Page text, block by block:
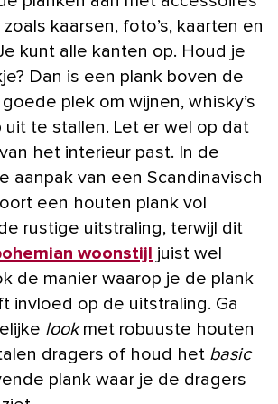
kaarsen, foto’s, kaarten en
kunt alle kanten op. Houd je
Dan is een plank boven de
plek om wijnen, whisky’s
uit te stallen. Let er wel op dat
het interieur past. In de
aanpak van een Scandinavisch
een houten plank vol
rustige uitstraling, terwijl dit
woonstijl juist wel
de manier waarop je de plank
invloed op de uitstraling. Ga
lookmet robuuste houten
dragers of houd het basic
plank waar je de dragers